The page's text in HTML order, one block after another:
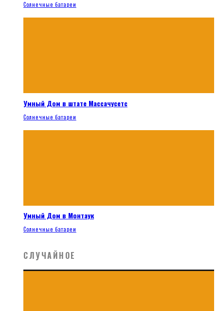
Солнечные батареи
Умный Дом в штате Массачусетс
Солнечные батареи
Умный Дом в Монтаук
Солнечные батареи
СЛУЧАЙНОЕ